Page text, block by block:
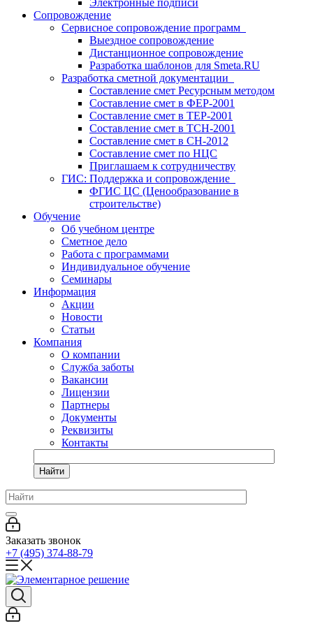
Электронные подписи
Сопровождение
Сервисное сопровождение программ
Выездное сопровождение
Дистанционное сопровождение
Разработка шаблонов для Smeta.RU
Разработка сметной документации
Составление смет Ресурсным методом
Составление смет в ФЕР-2001
Составление смет в ТЕР-2001
Составление смет в ТСН-2001
Составление смет в СН-2012
Составление смет по НЦС
Приглашаем к сотрудничеству
ГИС: Поддержка и сопровождение
ФГИС ЦС (Ценообразование в
строительстве)
Обучение
Об учебном центре
Сметное дело
Работа с программами
Индивидуальное обучение
Семинары
Информация
Акции
Новости
Статьи
Компания
О компании
Служба заботы
Вакансии
Лицензии
Партнеры
Документы
Реквизиты
Контакты
Найти
Заказать звонок
+7 (495) 374-88-79